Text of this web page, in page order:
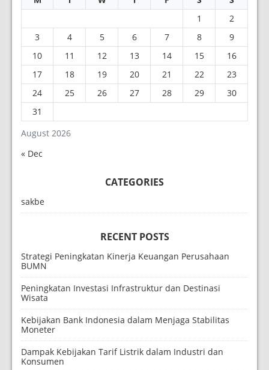
August 2026
1
2
3
4 5 6 7 8
9
10
11 12 13 14 15
16
17
18 19 20 21 22
23
24
25 26 27 28 29
30
31
« Dec
CATEGORIES
sakbe
RECENT POSTS
Strategi Peningkatan Kinerja Keuangan Perusahaan
BUMN
Peningkatan Investasi Infrastruktur dan Destinasi
Wisata
Kebijakan Bank Indonesia dalam Menjaga Stabilitas
Moneter
Dampak Kebijakan Tarif Listrik dalam Industri dan
Konsumen